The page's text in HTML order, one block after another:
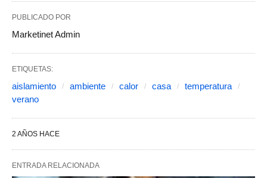
PUBLICADO POR
Marketinet Admin
ETIQUETAS:
aislamiento ambiente calor casa
temperatura
verano
2 AÑOS HACE
ENTRADA RELACIONADA